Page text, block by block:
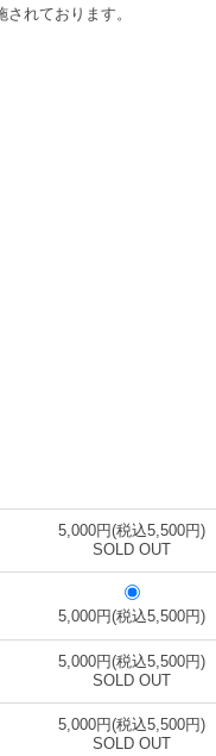
れております。
5,000円(税込5,500円)
SOLD OUT
5,000円(税込5,500円)
5,000円(税込5,500円)
SOLD OUT
5,000円(税込5,500円)
SOLD OUT